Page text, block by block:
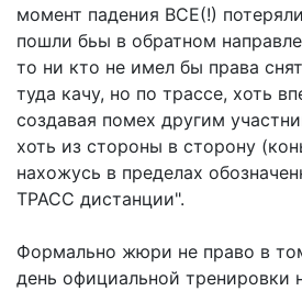
момент падения ВСЕ(!)
пошли бьы в обратном
то ни кто не имел бы права
туда качу, но по трассе, хоть
создавая помех другим
хоть из стороны в сторону
нахожусь в пределах
ТРАСС дистанции".
Формально жюри не право в
день официальной тренировки